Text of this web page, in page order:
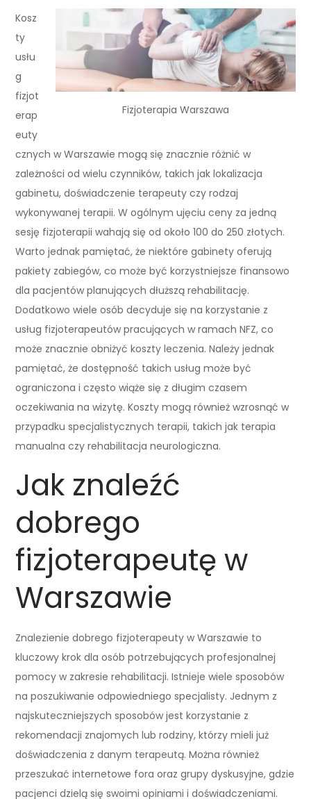
Fizjoterapia Warszawa
Kosz
ty
usłu
g
fizjot
erap
euty
cznych w Warszawie mogą się znacznie różnić w
zależności od wielu czynników, takich jak lokalizacja
gabinetu, doświadczenie terapeuty czy rodzaj
wykonywanej terapii. W ogólnym ujęciu ceny za jedną
sesję fizjoterapii wahają się od około 100 do 250 złotych.
Warto jednak pamiętać, że niektóre gabinety oferują
pakiety zabiegów, co może być korzystniejsze finansowo
dla pacjentów planujących dłuższą rehabilitację.
Dodatkowo wiele osób decyduje się na korzystanie z
usług fizjoterapeutów pracujących w ramach NFZ, co
może znacznie obniżyć koszty leczenia. Należy jednak
pamiętać, że dostępność takich usług może być
ograniczona i często wiąże się z długim czasem
oczekiwania na wizytę. Koszty mogą również wzrosnąć w
przypadku specjalistycznych terapii, takich jak terapia
manualna czy rehabilitacja neurologiczna.
Jak znaleźć
dobrego
fizjoterapeutę w
Warszawie
Znalezienie dobrego fizjoterapeuty w Warszawie to
kluczowy krok dla osób potrzebujących profesjonalnej
pomocy w zakresie rehabilitacji. Istnieje wiele sposobów
na poszukiwanie odpowiedniego specjalisty. Jednym z
najskuteczniejszych sposobów jest korzystanie z
rekomendacji znajomych lub rodziny, którzy mieli już
doświadczenia z danym terapeutą. Można również
przeszukać internetowe fora oraz grupy dyskusyjne, gdzie
pacjenci dzielą się swoimi opiniami i doświadczeniami.